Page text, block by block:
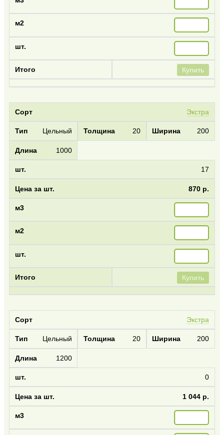
Купить
Экстра
Цельный 20 200
1000
17
870 р.
Купить
Экстра
Цельный 20 200
1200
0
1 044 р.